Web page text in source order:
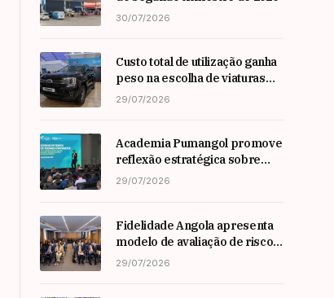
30/07/2026
Custo total de utilização ganha
peso na escolha de viaturas
em angola
29/07/2026
Academia Pumangol promove
reflexão estratégica sobre
liderança e inovação com
29/07/2026
Fidelidade Angola apresenta
modelo de avaliação de risco
em Workshop da ARSEG
29/07/2026